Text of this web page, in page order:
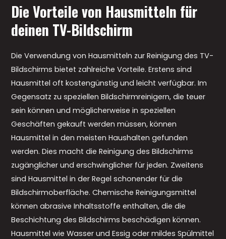
Die Vorteile von Hausmitteln für
deinen TV-Bildschirm
Die Verwendung von Hausmitteln zur Reinigung des TV-
Bildschirms bietet zahlreiche Vorteile. Erstens sind
Hausmittel oft kostengünstig und leicht verfügbar. Im
Gegensatz zu speziellen Bildschirmreinigern, die teuer
sein können und möglicherweise in speziellen
Geschäften gekauft werden müssen, können
Hausmittel in den meisten Haushalten gefunden
werden. Dies macht die Reinigung des Bildschirms
zugänglicher und erschwinglicher für jeden. Zweitens
sind Hausmittel in der Regel schonender für die
Bildschirmoberfläche. Chemische Reinigungsmittel
können abrasive Inhaltsstoffe enthalten, die die
Beschichtung des Bildschirms beschädigen können.
Hausmittel wie Wasser und Essig oder mildes Spülmittel